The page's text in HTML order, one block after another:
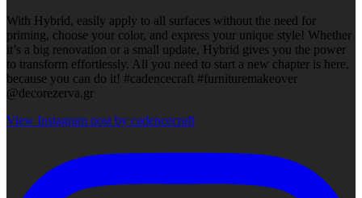
With Hybrid, easily apply to all surfaces without the need for
priming, choose your color, and express your unique style! Whether
it’s a big renovation or a small update, Hybrid gives you the power
to transform effortlessly. All you need to start a new chapter is here,
because you can do it! #cadencecraft #furnituremakeover
@decorezerva.gr
View Instagram post by cadencecraft